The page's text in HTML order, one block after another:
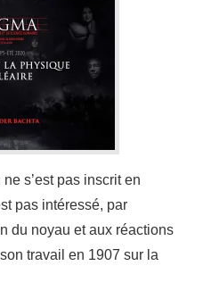
s’est pas inscrit en
pas intéressé, par
du noyau et aux réactions
travail en 1907 sur la